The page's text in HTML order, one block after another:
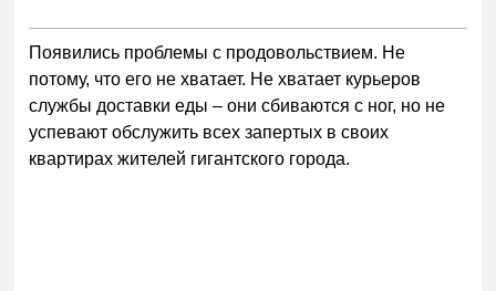
Появились проблемы с продовольствием. Не
потому, что его не хватает. Не хватает курьеров
службы доставки еды – они сбиваются с ног, но не
успевают обслужить всех запертых в своих
квартирах жителей гигантского города.